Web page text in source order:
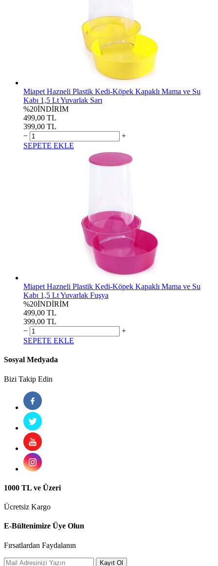
Miapet Hazneli Plastik Kedi-Köpek Kapaklı Mama ve Su
Kabı 1,5 Lt Yuvarlak Sarı
%20İNDİRİM
499,00 TL
399,00 TL
−
+
SEPETE EKLE
Miapet Hazneli Plastik Kedi-Köpek Kapaklı Mama ve Su
Kabı 1,5 Lt Yuvarlak Fuşya
%20İNDİRİM
499,00 TL
399,00 TL
−
+
SEPETE EKLE
Sosyal Medyada
Bizi Takip Edin
1000 TL ve Üzeri
Ücretsiz Kargo
E-Bültenimize Üye Olun
Fırsatlardan Faydalanın